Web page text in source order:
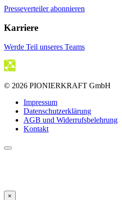
Presseverteiler abonnieren
Karriere
Werde Teil unseres Teams
© 2026 PIONIERKRAFT GmbH
Impressum
Datenschutzerklärung
AGB und Widerrufsbelehrung
Kontakt
×